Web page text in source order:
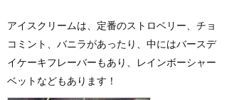
アイスクリームは、定番のストロベリー、チョ
コミント、バニラがあったり、中にはバースデ
イケーキフレーバーもあり、レインボーシャー
ベットなどもあります！